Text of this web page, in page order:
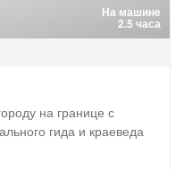
На машине
2.5 часа
на границе с
гида и краеведа